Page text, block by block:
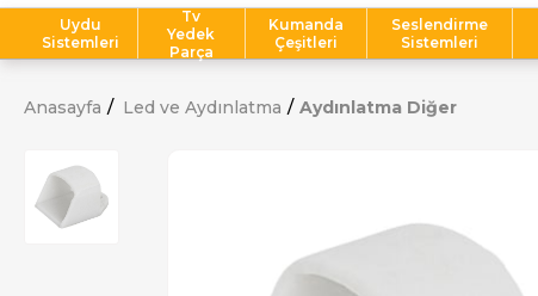
Uydu
Sistemleri
Tv
Yedek
Parça
Kumanda
Çeşitleri
Seslendirme
Sistemleri
Anasayfa Led ve Aydınlatma Aydınlatma Diğer